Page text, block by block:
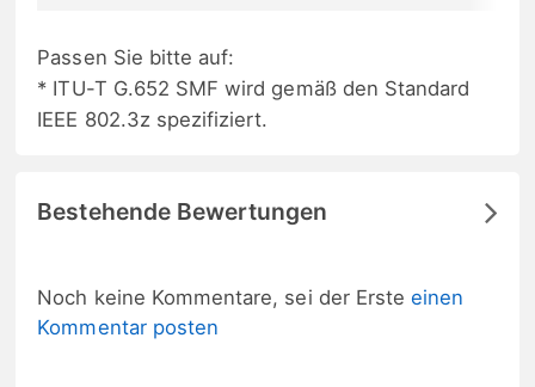
Passen Sie bitte auf:
* ITU-T G.652 SMF wird gemäß den Standard
IEEE 802.3z spezifiziert.
Bestehende Bewertungen
Noch keine Kommentare, sei der Ersteeinen
Kommentar posten